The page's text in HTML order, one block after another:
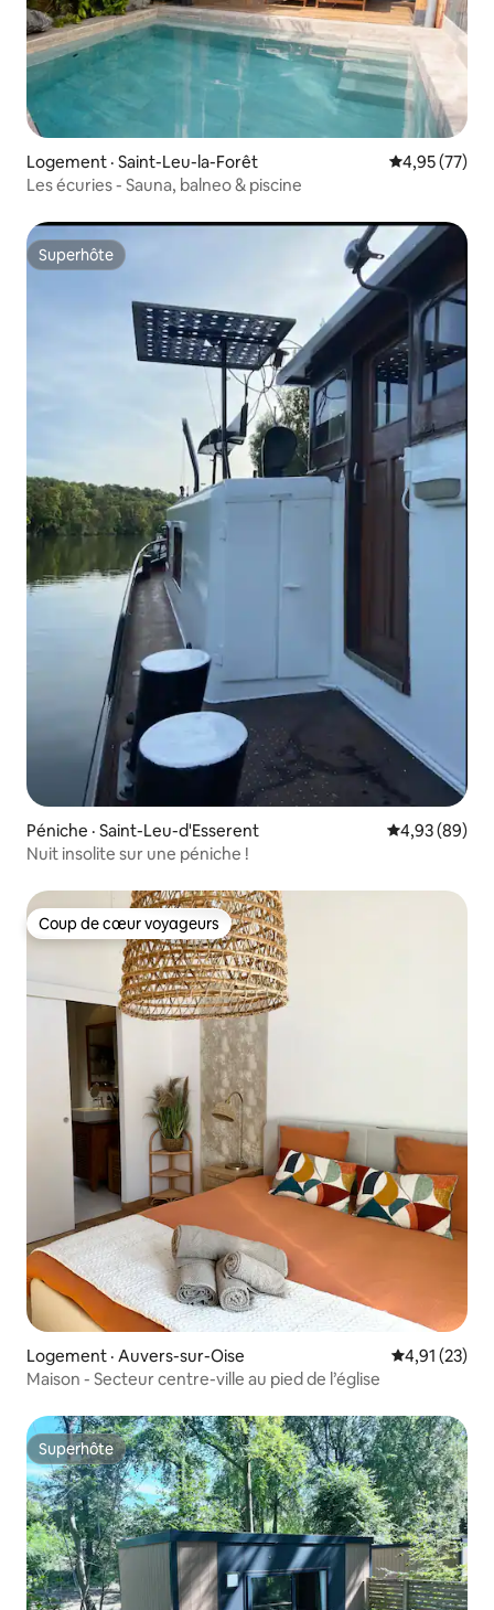
Logement · Saint-Leu-la-Forêt Note
4,95 (77)
Les écuries - Sauna, balneo & piscine
Superhôte
Superhôte
Péniche · Saint-Leu-d'Esserent Note
4,93 (89)
Nuit insolite sur une péniche !
Coup de cœur voyageurs
Coup de cœur voyageurs
Logement · Auvers-sur-Oise Note
4,91 (23)
Maison - Secteur centre-ville au pied de l’église
Superhôte
Superhôte